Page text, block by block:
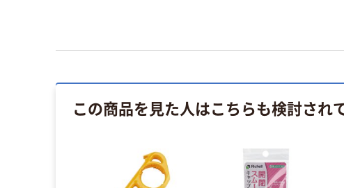
この商品を見た人はこちらも検討され